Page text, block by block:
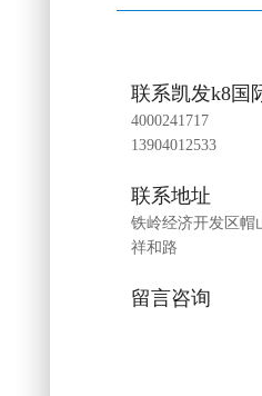
联系凯发k8国
4000241717
13904012533
联系地址
铁岭经济开发区帽
祥和路
留言咨询